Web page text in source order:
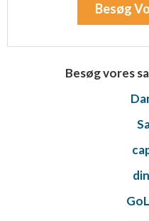
Besøg
Besøg vores